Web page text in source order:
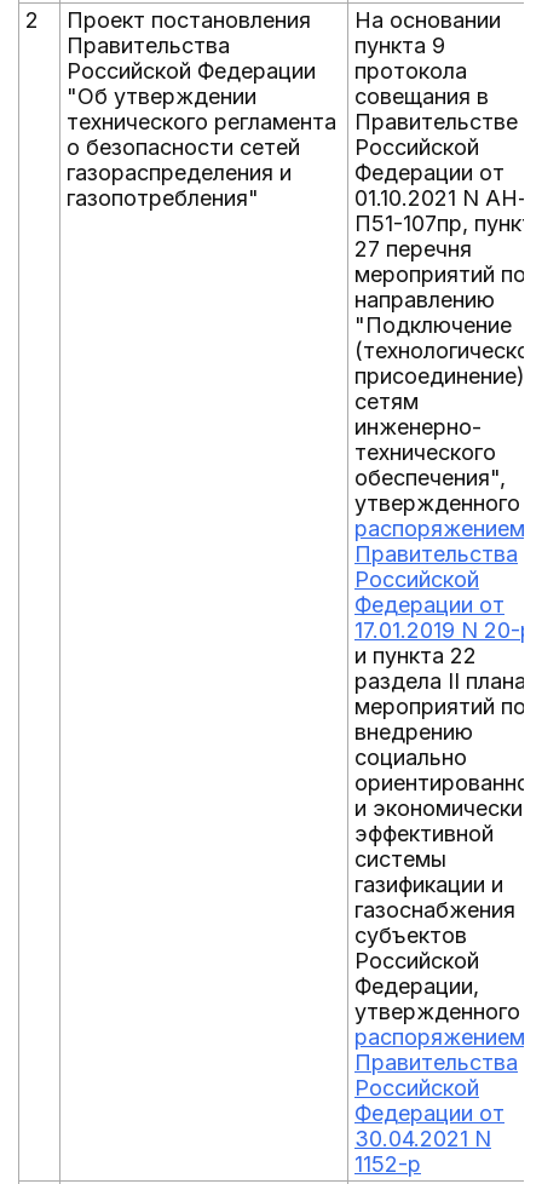
2
Проект постановления
Правительства
Российской Федерации
"Об утверждении
технического регламента
о безопасности сетей
газораспределения и
газопотребления"
На основании
пункта 9
протокола
совещания в
Правительстве
Российской
Федерации от
01.10.2021 N АН-
П51-107пр,
27 перечня
мероприятий по
направлению
"Подключение
(технологическое
присоединение) к
сетям
инженерно-
технического
обеспечения",
утвержденного
распоряжением
Правительства
Российской
Федерации от
17.01.2019 N 20-р
и пункта 22
раздела II плана
мероприятий по
внедрению
социально
ориентированной
и экономически
эффективной
системы
газификации и
газоснабжения
субъектов
Российской
Федерации,
утвержденного
распоряжением
Правительства
Российской
Федерации от
30.04.2021 N
1152-р